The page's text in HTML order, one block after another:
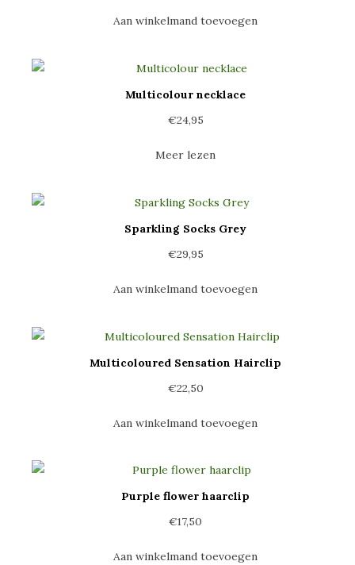
Aan winkelmand toevoegen
Multicolour necklace
€24,95
Meer lezen
Sparkling Socks Grey
€29,95
Aan winkelmand toevoegen
Multicoloured Sensation Hairclip
€22,50
Aan winkelmand toevoegen
Purple flower haarclip
€17,50
Aan winkelmand toevoegen